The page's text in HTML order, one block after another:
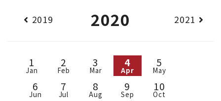
2019 2020 2021
1
Jan
2
Feb
3
Mar
4
Apr
5
May
6
Jun
7
Jul
8
Aug
9
Sep
10
Oct